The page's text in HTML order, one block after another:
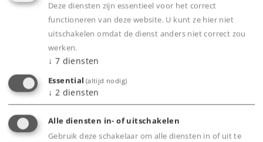
Locomotief met mfx-decoder en uitgebreide
geluidsfuncties.
Gedetailleerd, voordelig instapmodel.
Standaard ingebouwde rookset.
Product
Deze diensten zijn essentieel voor het correct
functioneren van deze website. U kunt ze hier niet
uitschakelen omdat de dienst anders niet correct zou
werken.
↓ 7 diensten
Essential (altijd nodig)
↓ 2 diensten
Alle diensten in- of uitschakelen
Gebruik deze schakelaar om alle diensten in of uit te